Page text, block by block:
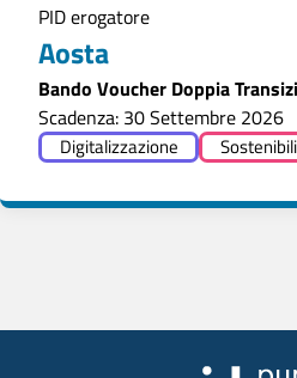
PID erogatore
Aosta
Bando Voucher Doppia
Scadenza: 30 Settembre 2026
Digitalizzazione